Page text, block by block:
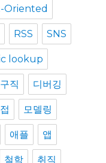
Oriented
RSS SNS
lookup
구직 디버깅
모델링
애플 앱
철학 취직